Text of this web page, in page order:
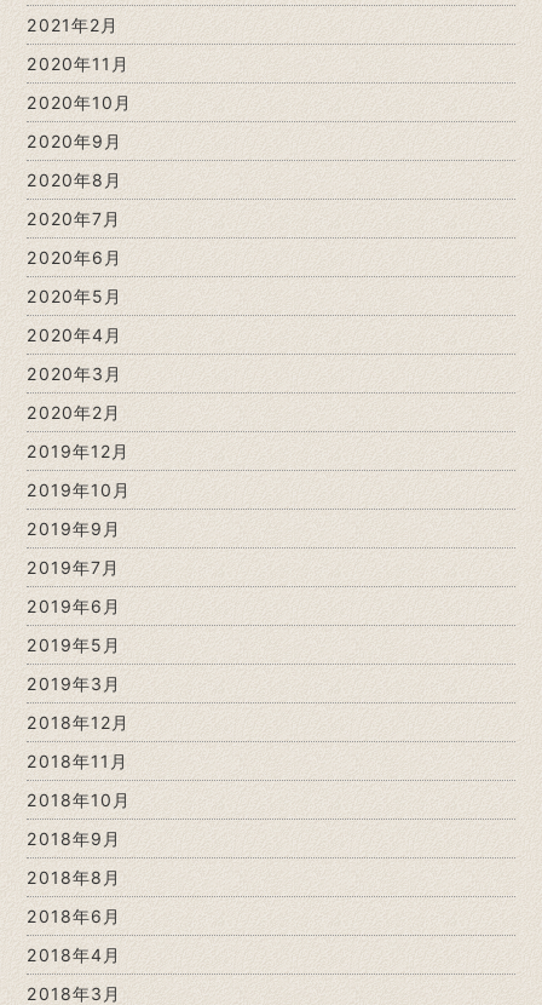
2021年2月
2020年11月
2020年10月
2020年9月
2020年8月
2020年7月
2020年6月
2020年5月
2020年4月
2020年3月
2020年2月
2019年12月
2019年10月
2019年9月
2019年7月
2019年6月
2019年5月
2019年3月
2018年12月
2018年11月
2018年10月
2018年9月
2018年8月
2018年6月
2018年4月
2018年3月